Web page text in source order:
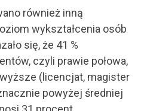
również inną
wykształcenia osób
się, że 41 %
czyli prawie połowa,
(licencjat, magister
powyżej średniej